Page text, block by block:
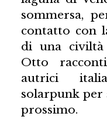
sommersa,
contatto con
di una civiltà
Otto
autrici
solarpunk
prossimo.